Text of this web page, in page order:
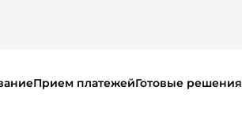
Прием платежейГотовые решения